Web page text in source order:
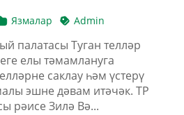
Язмалар Admin
палатасы Туган телләр
елы тәмамлануга
саклау һәм үстерү
эшне дәвам итәчәк. ТР
рәисе Зилә Вә...